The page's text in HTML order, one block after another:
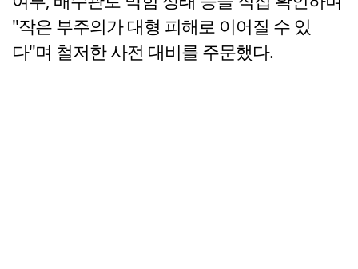
"작은 부주의가 대형 피해로 이어질 수 있
다"며 철저한 사전 대비를 주문했다.